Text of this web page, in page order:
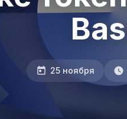
25 ноября